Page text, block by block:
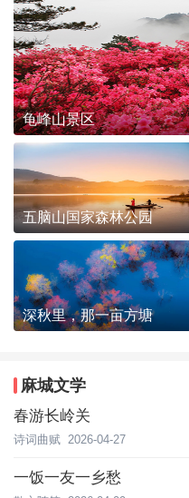
龟峰山景区
五脑山国家森林公园
深秋里，那一亩方塘
麻城文学
春游长岭关
诗词曲赋 2026-04-27
一饭一友一乡愁